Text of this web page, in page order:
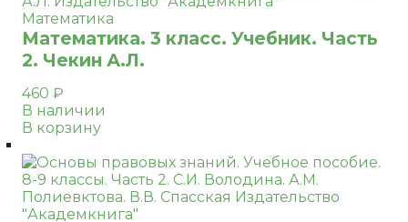
Математика
Математика. 3 класс. Учебник. Часть
2. Чекин А.Л.
460 ₽
В наличии
В корзину